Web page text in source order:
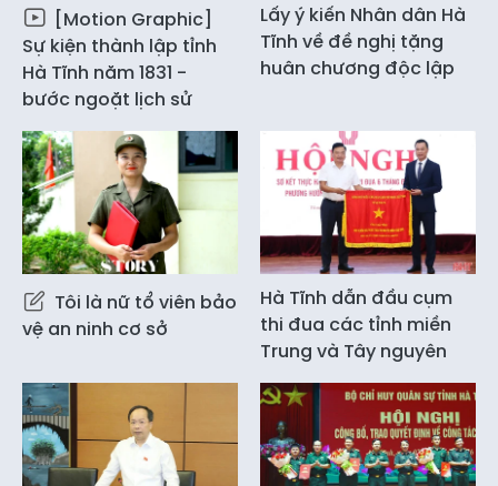
[Motion Graphic]
Sự kiện thành lập tỉnh
Hà Tĩnh năm 1831 -
bước ngoặt lịch sử
Lấy ý kiến Nhân dân Hà
Tĩnh về đề nghị tặng
huân chương độc lập
Tôi là nữ tổ viên bảo
vệ an ninh cơ sở
Hà Tĩnh dẫn đầu cụm
thi đua các tỉnh miền
Trung và Tây nguyên